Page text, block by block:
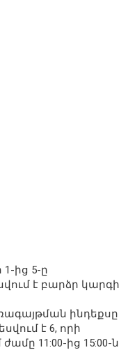
1-ից 5-ը
է բարձր կարգի
ինդեքսը
է 6, որի
11:00-ից 15:00-ն